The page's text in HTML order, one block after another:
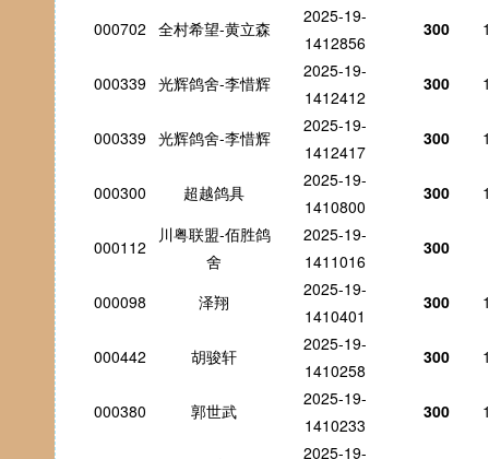
000702 全村希望-黄立森
2025-19-
1412856
300
000339 光辉鸽舍-李惜辉
2025-19-
1412412
300
000339 光辉鸽舍-李惜辉
2025-19-
1412417
300
000300 超越鸽具
2025-19-
1410800
300
000112
川粤联盟-佰胜鸽
舍
2025-19-
1411016
300
000098 泽翔
2025-19-
1410401
300
000442 胡骏轩
2025-19-
1410258
300
000380 郭世武
2025-19-
1410233
300
2025-19-